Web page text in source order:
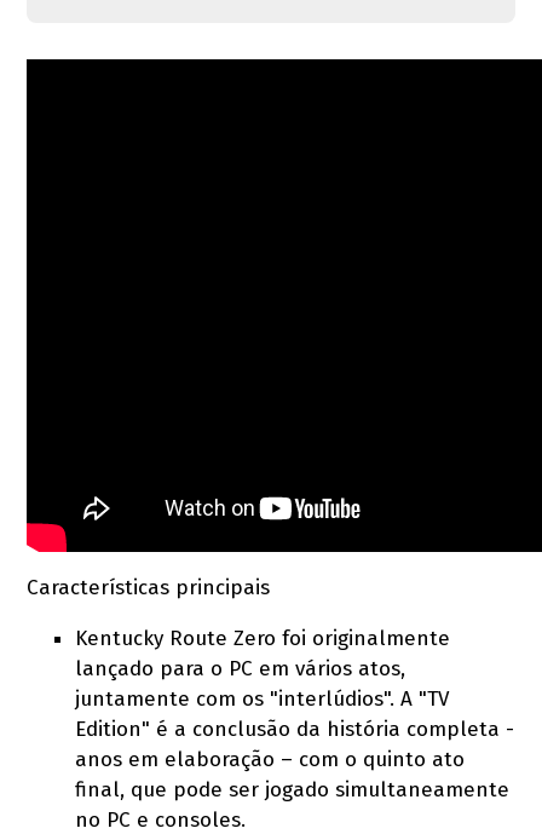
Características principais
Kentucky Route Zero foi originalmente
lançado para o PC em vários atos,
juntamente com os "interlúdios". A "TV
Edition" é a conclusão da história completa -
anos em elaboração – com o quinto ato
final, que pode ser jogado simultaneamente
no PC e consoles.